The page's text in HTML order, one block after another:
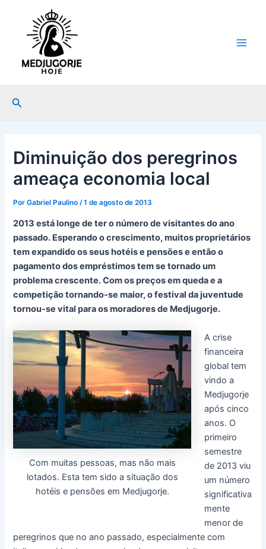
conteúdo
Pesquisar
Diminuição dos peregrinos
ameaça economia local
PorGabriel Paulino/1 de agosto de 2013
2013 está longe de ter o número de visitantes do ano
passado. Esperando o crescimento, muitos proprietários
tem expandido os seus hotéis e pensões e então o
pagamento dos empréstimos tem se tornado um
problema crescente. Com os preços em queda e a
competição tornando-se maior, o festival da juventude
tornou-se vital para os moradores de Medjugorje.
Com muitas pessoas, mas não mais
lotados. Esta tem sido a situação dos
hotéis e pensões em Medjugorje.
A crise
financeira
global tem
vindo a
Medjugorje
após cinco
anos. O
primeiro
semestre
de 2013 viu
um número
significativa
mente
menor de
peregrinos que no ano passado, especialmente com
navigation